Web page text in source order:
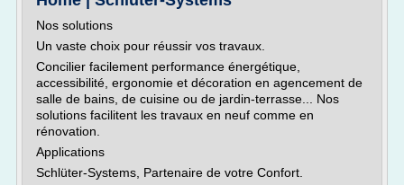
Nos solutions
Un vaste choix pour réussir vos travaux.
Concilier facilement performance énergétique,
accessibilité, ergonomie et décoration en agencement de
salle de bains, de cuisine ou de jardin-terrasse... Nos
solutions facilitent les travaux en neuf comme en
rénovation.
Applications
Schlüter-Systems, Partenaire de votre Confort.